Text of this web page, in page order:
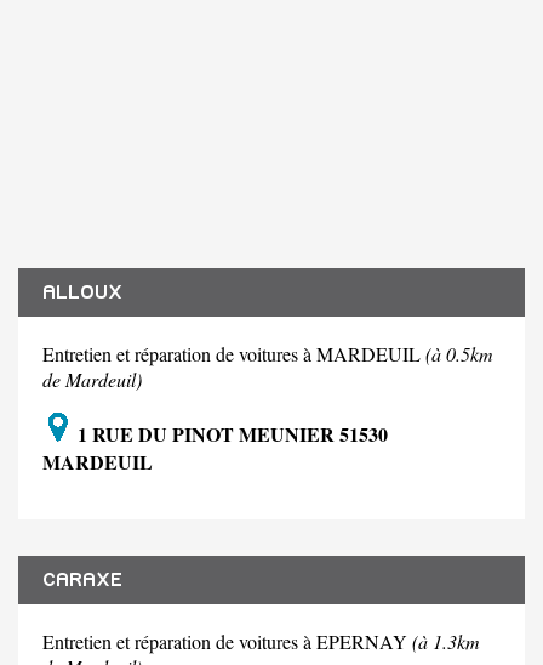
ALLOUX
Entretien et réparation de voitures à MARDEUIL(à 0.5km
de Mardeuil)
1 RUE DU PINOT MEUNIER 51530
MARDEUIL
CARAXE
Entretien et réparation de voitures à EPERNAY (à 1.3km